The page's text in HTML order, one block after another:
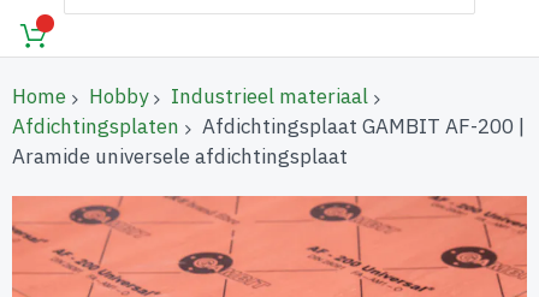
Home Hobby
Industrieel materiaal
Afdichtingsplaten
Afdichtingsplaat GAMBIT AF-200 |
Aramide universele afdichtingsplaat
naar
het
einde
van